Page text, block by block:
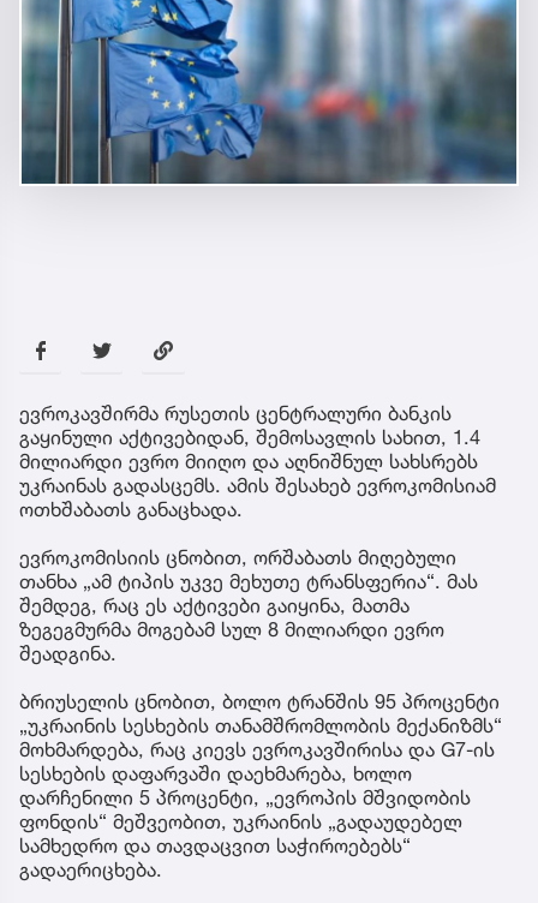
ევროკავშირმა რუსეთის ცენტრალური ბანკის
გაყინული აქტივებიდან, შემოსავლის სახით, 1.4
მილიარდი ევრო მიიღო და აღნიშნულ სახსრებს
უკრაინას გადასცემს. ამის შესახებ ევროკომისიამ
ოთხშაბათს განაცხადა.
ევროკომისიის ცნობით, ორშაბათს მიღებული
თანხა „ამ ტიპის უკვე მეხუთე ტრანსფერია“. მას
შემდეგ, რაც ეს აქტივები გაიყინა, მათმა
ზეგეგმურმა მოგებამ სულ 8 მილიარდი ევრო
შეადგინა.
ბრიუსელის ცნობით, ბოლო ტრანშის 95 პროცენტი
„უკრაინის სესხების თანამშრომლობის მექანიზმს“
მოხმარდება, რაც კიევს ევროკავშირისა და G7-ის
სესხების დაფარვაში დაეხმარება, ხოლო
დარჩენილი 5 პროცენტი, „ევროპის მშვიდობის
ფონდის“ მეშვეობით, უკრაინის „გადაუდებელ
სამხედრო და თავდაცვით საჭიროებებს“
გადაერიცხება.